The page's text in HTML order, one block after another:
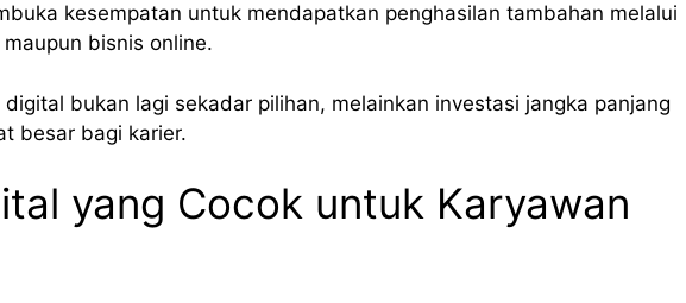
kesempatan untuk mendapatkan penghasilan tambahan melalui
bisnis online.
bukan lagi sekadar pilihan, melainkan investasi jangka panjang
besar bagi karier.
yang Cocok untuk Karyawan